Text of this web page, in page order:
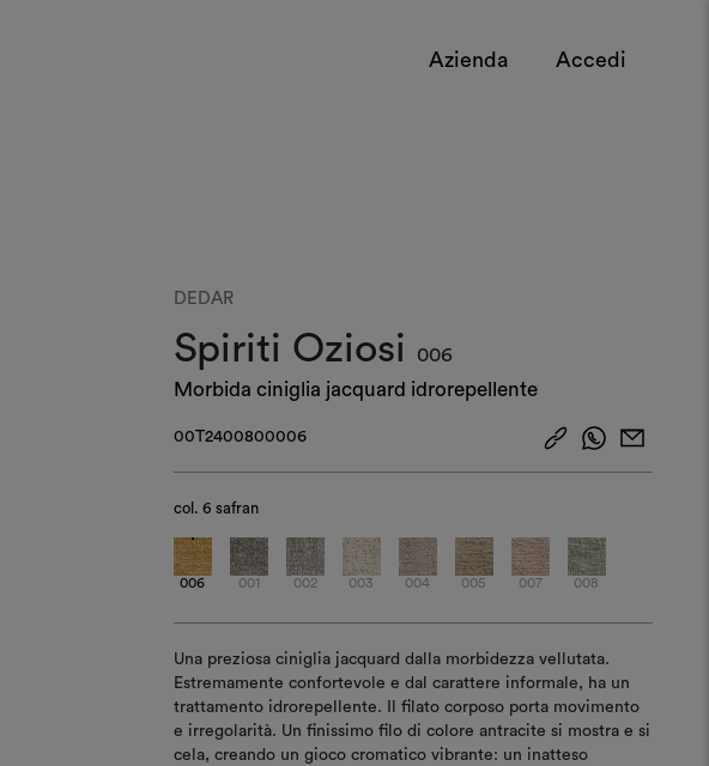
Azienda Accedi
DEDAR
Spiriti Oziosi
006
Morbida ciniglia jacquard idrorepellente
00T2400800006
col. 6 safran
006 001 002 003 004 005 007 008
Una preziosa ciniglia jacquard dalla morbidezza vellutata.
Estremamente confortevole e dal carattere informale, ha un
trattamento idrorepellente. Il filato corposo porta movimento
e irregolarità. Un finissimo filo di colore antracite si mostra e si
cela, creando un gioco cromatico vibrante: un inatteso